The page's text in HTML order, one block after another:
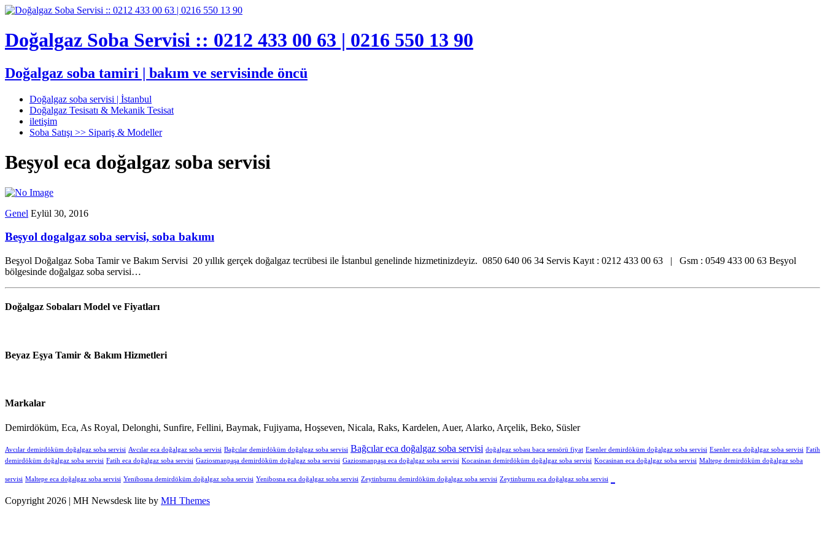
Doğalgaz Soba Servisi :: 0212 433 00 63 | 0216 550 13 90
Doğalgaz soba tamiri | bakım ve servisinde öncü
Doğalgaz soba servisi | İstanbul
Doğalgaz Tesisatı & Mekanik Tesisat
iletişim
Soba Satışı >> Sipariş & Modeller
Beşyol eca doğalgaz soba servisi
Genel Eylül 30, 2016
Beşyol dogalgaz soba servisi, soba bakımı
Beşyol Doğalgaz Soba Tamir ve Bakım Servisi 20 yıllık gerçek doğalgaz tecrübesi ile İstanbul genelinde hizmetinizdeyiz. 0850 640 06 34 Servis Kayıt : 0212 433 00 63 | Gsm : 0549 433 00 63 Beşyol
bölgesinde doğalgaz soba servisi…
Doğalgaz Sobaları Model ve Fiyatları
Beyaz Eşya Tamir & Bakım Hizmetleri
Markalar
Demirdöküm, Eca, As Royal, Delonghi, Sunfire, Fellini, Baymak, Fujiyama, Hoşseven, Nicala, Raks, Kardelen, Auer, Alarko, Arçelik, Beko, Süsler
Avcılar demirdöküm doğalgaz soba servisi Avcılar eca doğalgaz soba servisi Bağcılar demirdöküm doğalgaz soba servisi Bağcılar eca doğalgaz soba servisi doğalgaz sobası baca sensörü fiyat Esenler demirdöküm doğalgaz soba servisi Esenler eca doğalgaz soba servisi Fatih
demirdöküm doğalgaz soba servisi Fatih eca doğalgaz soba servisi Gaziosmanpaşa demirdöküm doğalgaz soba servisi Gaziosmanpaşa eca doğalgaz soba servisi Kocasinan demirdöküm doğalgaz soba servisi Kocasinan eca doğalgaz soba servisi Maltepe demirdöküm doğalgaz soba
servisi Maltepe eca doğalgaz soba servisi Yenibosna demirdöküm doğalgaz soba servisi Yenibosna eca doğalgaz soba servisi Zeytinburnu demirdöküm doğalgaz soba servisi Zeytinburnu eca doğalgaz soba servisi
Copyright 2026 | MH Newsdesk lite by MH Themes